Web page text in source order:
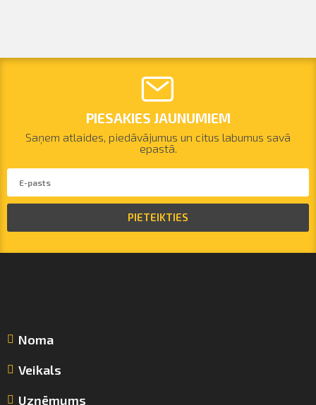
PIESAKIES JAUNUMIEM
Saņem atlaides, piedāvājumus un citus labumus savā
epastā.
PIETEIKTIES
Noma
Veikals
Uzņēmums